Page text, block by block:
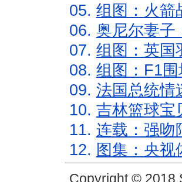
05. 组图：火箭
06. 奥尼尔妻子
07. 组图：英国
08. 组图：F1
09. 法国总统情
10. 吉林篮球宝
11. 连载：强吻
12. 图集：央
Copyright © 2018